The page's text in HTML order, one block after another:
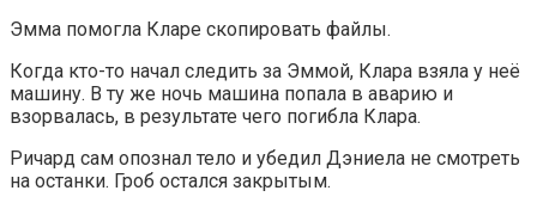
Эмма помогла Кларе скопировать файлы.
Когда кто-то начал следить за Эммой, Клара взяла у неё
машину. В ту же ночь машина попала в аварию и
взорвалась, в результате чего погибла Клара.
Ричард сам опознал тело и убедил Дэниела не смотреть
на останки. Гроб остался закрытым.